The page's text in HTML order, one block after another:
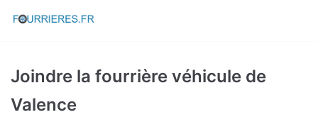
Aller
Joindre la fourrière véhicule de
Valence